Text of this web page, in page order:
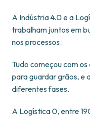
A Indústria 4.0 e a
trabalham juntos em
nos processos.
Tudo começou com
para guardar grãos, e
diferentes fases.
A Logística 0, entre